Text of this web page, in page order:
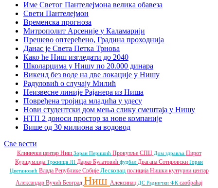
Име Светог Пантелејмона велика обавеза
Свети Пантелејмон
Временска прогноза
Митрополит Арсеније у Каламарији
Прешево оптерећено, Градина проходнија
Данас је Света Петка Трнова
Како ће Ниш изгледати до 2040
Школарцима у Нишу по 20.000 динара
Викенд без воде на две локације у Нишу
Радуловић о случају Милић
Неизвесне линије Рајанера из Ниша
Повређена тројица младића у удесу
Нови студентски дом мења слику смештаја у Нишу
НТП 2 доноси простор за нове компаније
Више од 30 милиона за водовод
Све вести
Клинички центар Ниш Зоран Перишић Прокупље СПЦ Дом здравља Пирот
Куршумлија Тржница ЈП Дарко Булатовић фудбал Драгана Сотировски Горан
Цветановић Влада Републике Србије Лесковац полиција Нишки културни центар
Александар Вучић Београд Ниш Алексинац ДС Раднички ФК саобраћај